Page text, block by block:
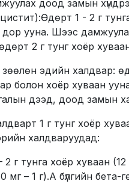
доод замын
1 - 2 г
дор ууна. Шээс
2 г тунг хоёр
эдийн халдвар:
болон хоёр хуваан
дээд, доод замын
1 г тунг хоёр
халдваруудад:
2 г тунга хоёр хуваан (12
мг – 1 г).А бүлгийн бета-